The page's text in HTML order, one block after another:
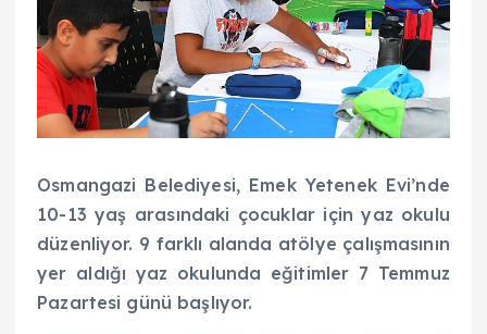
Osmangazi Belediyesi, Emek Yetenek Evi’nde
10-13 yaş arasındaki çocuklar için yaz okulu
düzenliyor. 9 farklı alanda atölye çalışmasının
yer aldığı yaz okulunda eğitimler 7 Temmuz
Pazartesi günü başlıyor.